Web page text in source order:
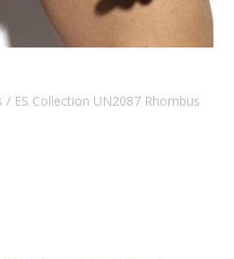
/ ES Collection UN2087 Rhombus